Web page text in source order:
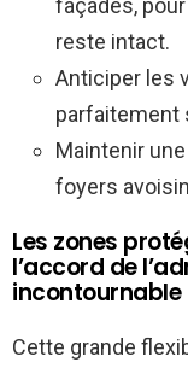
reste intact.
Anticiper les
parfaitement
Maintenir
foyers
Les zones
l’accord de
incontournable
Cette grande